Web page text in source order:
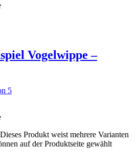
Vogelwippe –
5
Dieses Produkt weist mehrere Varianten
auf der Produktseite gewählt